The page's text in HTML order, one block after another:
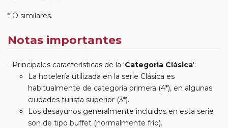
* O similares.
Notas importantes
Principales características de la 'Categoría Clásica':
La hotelería utilizada en la serie Clásica es
habitualmente de categoría primera (4*), en algunas
ciudades turista superior (3*).
Los desayunos generalmente incluidos en esta serie
son de tipo buffet (normalmente frío).